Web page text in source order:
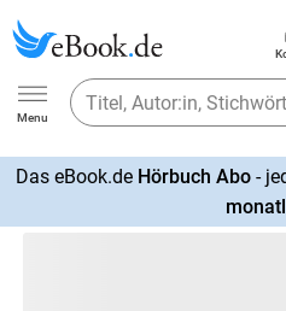
Ebook.de
Menu
Das eBook.de Hörbuch Abo-